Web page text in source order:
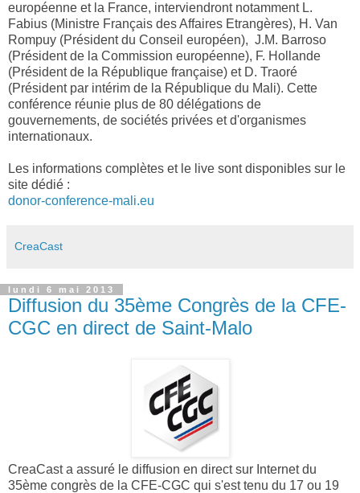
européenne et la France, interviendront notamment L.
Fabius (Ministre Français des Affaires Etrangères), H. Van
Rompuy (Président du Conseil européen), J.M. Barroso
(Président de la Commission européenne), F. Hollande
(Président de la République française) et D. Traoré
(Président par intérim de la République du Mali). Cette
conférence réunie plus de 80 délégations de
gouvernements, de sociétés privées et d'organismes
internationaux.
Les informations complètes et le live sont disponibles sur le
site dédié :
donor-conference-mali.eu
CreaCast
lundi 6 mai 2013
Diffusion du 35ème Congrès de la CFE-
CGC en direct de Saint-Malo
CreaCast a assuré le diffusion en direct sur Internet du
35ème congrès de la CFE-CGC qui s'est tenu du 17 ou 19